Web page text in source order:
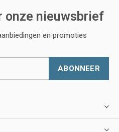
onze nieuwsbrief
en promoties
ABONNEER